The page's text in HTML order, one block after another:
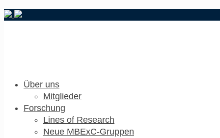
Über uns
Mitglieder
Forschung
Lines of Research
Neue MBExC-Gruppen